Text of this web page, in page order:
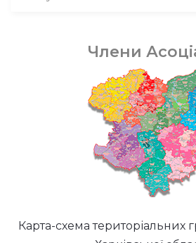
Члени
Карта-схема територіальних